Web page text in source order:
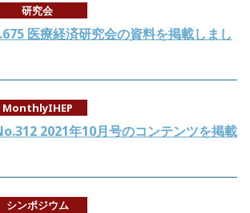
研究会
医療経済研究会の資料を掲載しまし
MonthlyIHEP
2021年10月号のコンテンツを掲載
シンポジウム